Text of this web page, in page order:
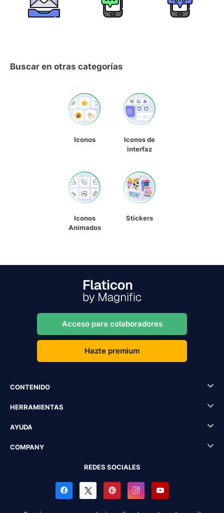
Buscar en otras categorías
Iconos
Iconos de
interfaz
Iconos
Animados
Stickers
Acceso para colaboradores
Hazte premium
CONTENIDO
HERRAMIENTAS
AYUDA
COMPANY
REDES SOCIALES